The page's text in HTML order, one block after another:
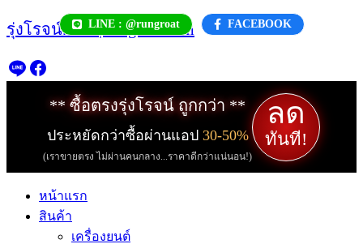
Skip
to
LINE : @rungroat FACEBOOK
รุ่งโรจน์.com | rungroat.com
** ซื้อตรงรุ่งโรจน์ ถูกกว่า **
ประหยัดกว่าซื้อผ่านแอป 30-50%
(เราขายตรง ไม่ผ่านคนกลาง...ราคาดีกว่าแน่นอน!)
ลด
ทันที!
หน้าแรก
สินค้า
เครื่องยนต์